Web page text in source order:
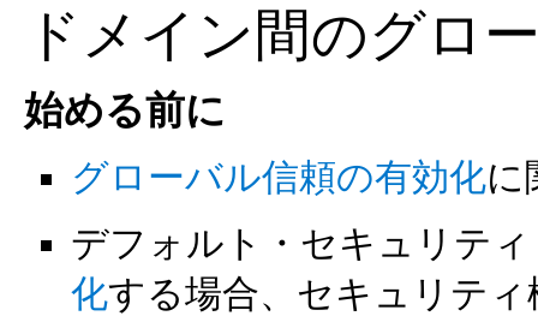
ドメイン間のグロ
始める前に
グローバル信頼の有効化に
デフォルト・セキュリテ
化する場合、セキュリテ